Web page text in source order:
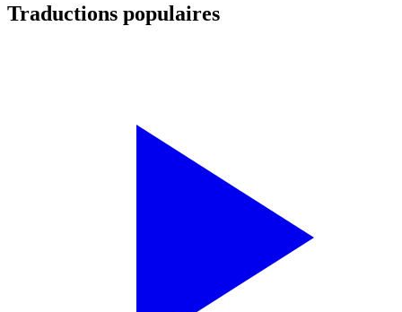
Traductions populaires